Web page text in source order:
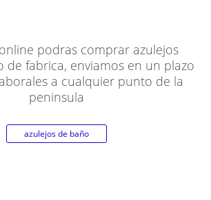
podras comprar azulejos
de fabrica, enviamos en un plazo
a cualquier punto de la
peninsula
azulejos de baño